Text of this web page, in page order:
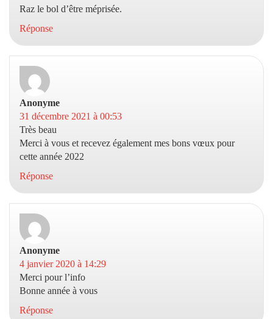
Raz le bol d’être méprisée.
Réponse
Anonyme
31 décembre 2021 à 00:53
Très beau
Merci à vous et recevez également mes bons vœux pour
cette année 2022
Réponse
Anonyme
4 janvier 2020 à 14:29
Merci pour l’info
Bonne année à vous
Réponse